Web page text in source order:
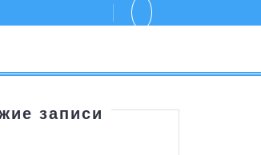
записи